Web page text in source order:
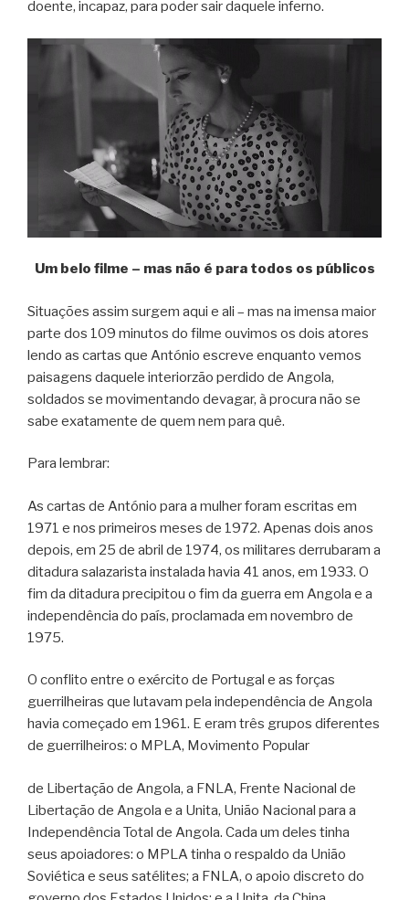
doente, incapaz, para poder sair daquele inferno.
Um belo filme – mas não é para todos os públicos
Situações assim surgem aqui e ali – mas na imensa maior
parte dos 109 minutos do filme ouvimos os dois atores
lendo as cartas que António escreve enquanto vemos
paisagens daquele interiorzão perdido de Angola,
soldados se movimentando devagar, à procura não se
sabe exatamente de quem nem para quê.
Para lembrar:
As cartas de António para a mulher foram escritas em
1971 e nos primeiros meses de 1972. Apenas dois anos
depois, em 25 de abril de 1974, os militares derrubaram a
ditadura salazarista instalada havia 41 anos, em 1933. O
fim da ditadura precipitou o fim da guerra em Angola e a
independência do país, proclamada em novembro de
1975.
O conflito entre o exército de Portugal e as forças
guerrilheiras que lutavam pela independência de Angola
havia começado em 1961. E eram três grupos diferentes
de guerrilheiros: o MPLA, Movimento Popular
de Libertação de Angola, a FNLA, Frente Nacional de
Libertação de Angola e a Unita, União Nacional para a
Independência Total de Angola. Cada um deles tinha
seus apoiadores: o MPLA tinha o respaldo da União
Soviética e seus satélites; a FNLA, o apoio discreto do